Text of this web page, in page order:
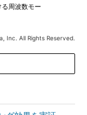
周波数モー
Inc. All Rights Reserved.